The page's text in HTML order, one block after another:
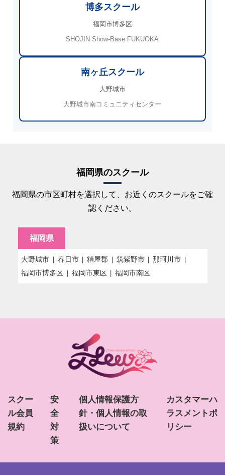
博多スクール
福岡市博多区
SHOJIN Show-Base FUKUOKA
南ヶ丘スクール
大野城市
大野城市南コミュニティセンター
福岡県のスクール
福岡県の市区町村を選択して、お近くのスクールをご確
認ください。
福岡県
大野城市 春日市 糟屋郡 筑紫野市
那珂川市
福岡市博多区
福岡市東区 福岡市南区
スクー
ル会員
規約
安
全
対
策
個人情報保護方
針・個人情報の取
扱いについて
カスタマーハ
ラスメントポ
リシー